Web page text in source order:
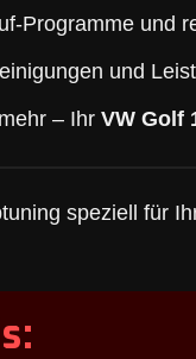
Programme und
und
– Ihr VW Golf
speziell für